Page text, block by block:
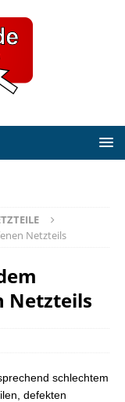
Netzteils
Netzteils
schlechtem
defekten